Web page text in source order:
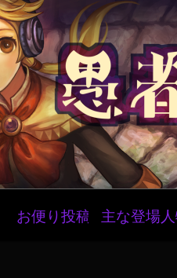
お便り投稿 主な登場